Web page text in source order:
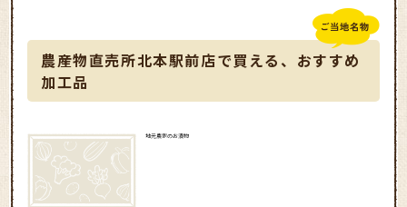
農産物直売所北本駅前店で買える、おすすめ
加工品
地元農家のお漬物